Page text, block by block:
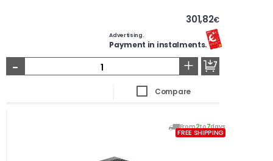
301,82€
Advertising.
Payment in instalments.
- +
Compare
From2to7days
FREE SHIPPING